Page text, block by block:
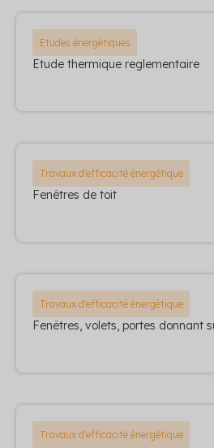
Etudes énergétiques
Etude thermique reglementaire
Travaux d'efficacité énergétique
Fenêtres de toit
Travaux d'efficacité énergétique
Fenêtres, volets, portes donnant
Travaux d'efficacité énergétique